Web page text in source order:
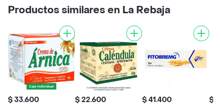
Productos similares en La Rebaja
$ 33.600 $ 22.600 $ 41.400 $